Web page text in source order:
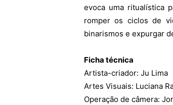
evoca uma ritualística
romper os ciclos de
binarismos e expurgar
Ficha técnica
Artista-criador: Ju Lima
Artes Visuais: Luciana
Operação de câmera: